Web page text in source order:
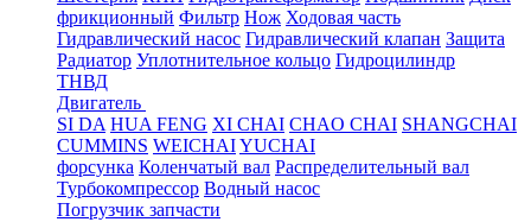
фрикционный Фильтр Нож Ходовая часть
Гидравлический насос Гидравлический клапан Защита
Радиатор Уплотнительное кольцо Гидроцилиндр
ТНВД
Двигатель
SI DA HUA FENG XI CHAI CHAO CHAI SHANGCHAI
CUMMINS WEICHAIYUCHAI
форсунка Коленчатый вал Распределительный вал
Турбокомпрессор Водный насос
Погрузчик запчасти